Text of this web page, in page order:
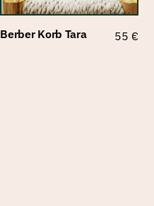
Berber Korb Tara 55 €